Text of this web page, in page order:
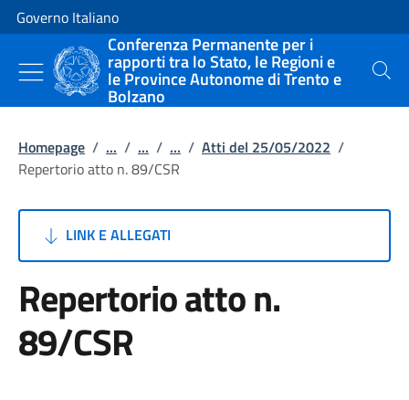
Vai al contenuto
Vai alla navigazione del sito
Governo Italiano
Conferenza Permanente per i
rapporti tra lo Stato, le Regioni e
le Province Autonome di Trento e
Bolzano
Cerca
Homepage / ... / ... / ... / Atti del 25/05/2022 /
Repertorio atto n. 89/CSR
LINK E ALLEGATI
Repertorio atto n.
89/CSR